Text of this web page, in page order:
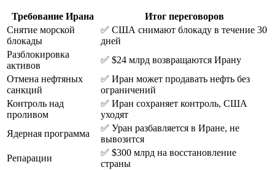
Требование Ирана
Итог переговоров
Снятие морской
блокады
✅ США снимают блокаду в течение 30
дней
Разблокировка
активов
✅ $24 млрд возвращаются Ирану
Отмена нефтяных
санкций
✅ Иран может продавать нефть без
ограничений
Контроль над
проливом
✅ Иран сохраняет контроль, США
уходят
Ядерная программа
✅ Уран разбавляется в Иране, не
вывозится
Репарации
✅ $300 млрд на восстановление
страны